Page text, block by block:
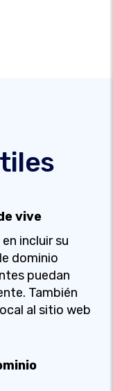
vive
incluir su
dominio
puedan
También
al sitio web